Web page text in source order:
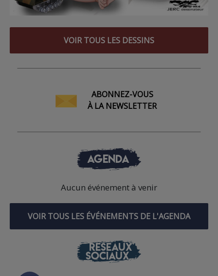
VOIR TOUS LES DESSINS
ABONNEZ-VOUS
À LA NEWSLETTER
AGENDA
Aucun événement à venir
VOIR TOUS LES ÉVÉNEMENTS DE L'AGENDA
RÉSEAUX
SOCIAUX